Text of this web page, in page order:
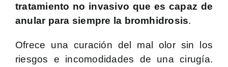
tratamiento no invasivo que es capaz de
anular para siempre la bromhidrosis.
Ofrece una curación del mal olor sin los
riesgos e incomodidades de una cirugía.